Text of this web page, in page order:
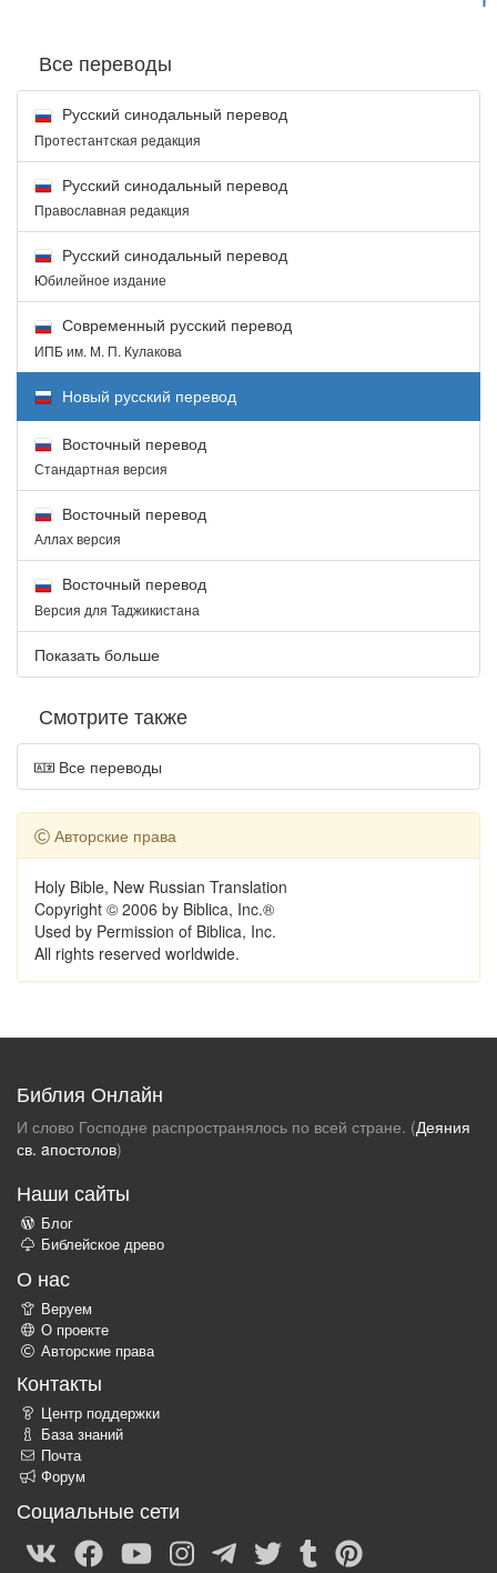
Все переводы
Русский синодальный перевод
Протестантская редакция
Русский синодальный перевод
Православная редакция
Русский синодальный перевод
Юбилейное издание
Современный русский перевод
ИПБ им. М. П. Кулакова
Новый русский перевод
Восточный перевод
Стандартная версия
Восточный перевод
Аллах версия
Восточный перевод
Версия для Таджикистана
Показать больше
Смотрите также
Все переводы
Авторские права
Holy Bible, New Russian Translation
Copyright © 2006 by Biblica, Inc.®
Used by Permission of Biblica, Inc.
All rights reserved worldwide.
Библия Онлайн
И слово Господне распространялось по всей стране. (Деяния
св. aпостолов)
Наши сайты
Блог
Библейское древо
О нас
Веруем
О проекте
Авторские права
Контакты
Центр поддержки
База знаний
Почта
Форум
Социальные сети